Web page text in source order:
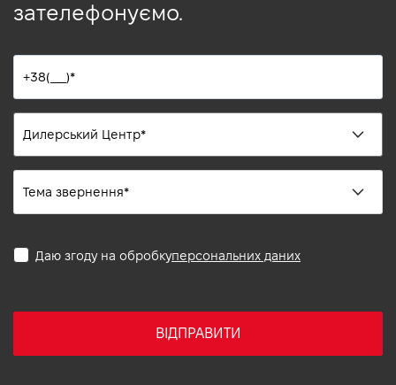
зателефонуємо.
Даю згоду на обробкуперсональних даних
ВІДПРАВИТИ